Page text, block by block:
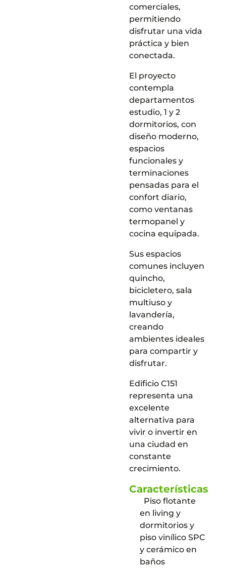
comerciales,
permitiendo
disfrutar una vida
práctica y bien
conectada.
El proyecto
contempla
departamentos
estudio, 1 y 2
dormitorios, con
diseño moderno,
espacios
funcionales y
terminaciones
pensadas para el
confort diario,
como ventanas
termopanel y
cocina equipada.
Sus espacios
comunes incluyen
quincho,
bicicletero, sala
multiuso y
lavandería,
creando
ambientes ideales
para compartir y
disfrutar.
Edificio C151
representa una
excelente
alternativa para
vivir o invertir en
una ciudad en
constante
crecimiento.
Características
Piso flotante
en living y
dormitorios y
piso vinílico SPC
y cerámico en
baños